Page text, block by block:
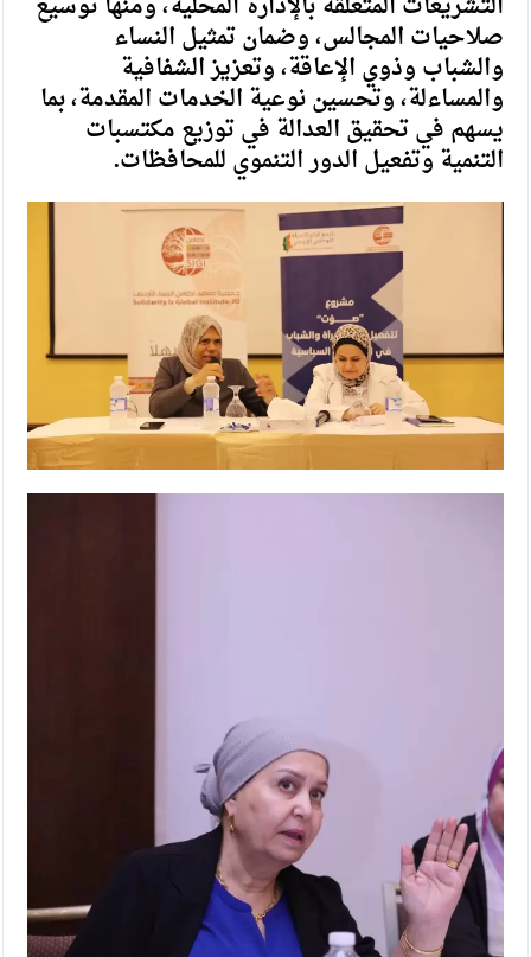
صلاحيات المجالس، وضمان تمثيل النساء
والشباب وذوي الإعاقة، وتعزيز الشفافية
والمساءلة، وتحسين نوعية الخدمات المقدمة، بما
يسهم في تحقيق العدالة في توزيع مكتسبات
التنمية وتفعيل الدور التنموي للمحافظات.